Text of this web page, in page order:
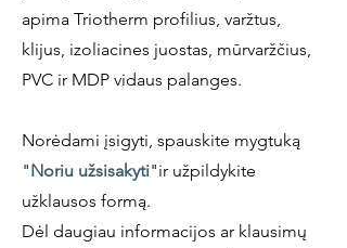
apima Triotherm profilius, varžtus,
klijus, izoliacines juostas, mūrvaržčius,
PVC ir MDP vidaus palanges.
Norėdami įsigyti, spauskite mygtuką
"Noriu užsisakyti"ir užpildykite
užklausos formą.
Dėl daugiau informacijos ar klausimų